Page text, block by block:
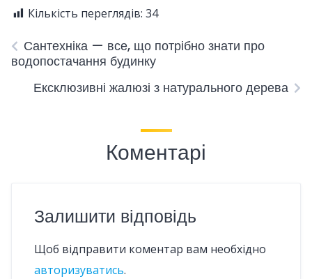
Кількість переглядів: 34
Сантехніка — все, що потрібно знати про
водопостачання будинку
Ексклюзивні жалюзі з натурального дерева
Коментарі
Залишити відповідь
Щоб відправити коментар вам необхідно
авторизуватись.